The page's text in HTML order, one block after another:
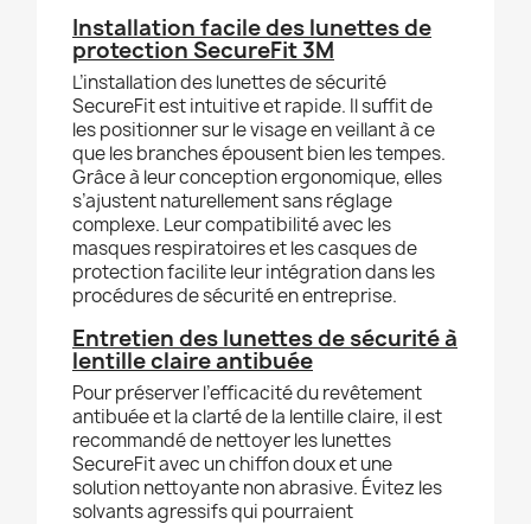
Installation facile des lunettes de
protection SecureFit 3M
L’installation des lunettes de sécurité
SecureFit est intuitive et rapide. Il suffit de
les positionner sur le visage en veillant à ce
que les branches épousent bien les tempes.
Grâce à leur conception ergonomique, elles
s’ajustent naturellement sans réglage
complexe. Leur compatibilité avec les
masques respiratoires et les casques de
protection facilite leur intégration dans les
procédures de sécurité en entreprise.
Entretien des lunettes de sécurité à
lentille claire antibuée
Pour préserver l’efficacité du revêtement
antibuée et la clarté de la lentille claire, il est
recommandé de nettoyer les lunettes
SecureFit avec un chiffon doux et une
solution nettoyante non abrasive. Évitez les
solvants agressifs qui pourraient